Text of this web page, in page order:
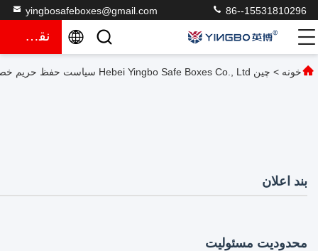
yingbosafeboxes@gmail.com 86--15531810296
نقل قول
خونه > چین Hebei Yingbo Safe Boxes Co., Ltd سیاست حفظ حریم خصوصی
بند اعلان
محدودیت مسئولیت